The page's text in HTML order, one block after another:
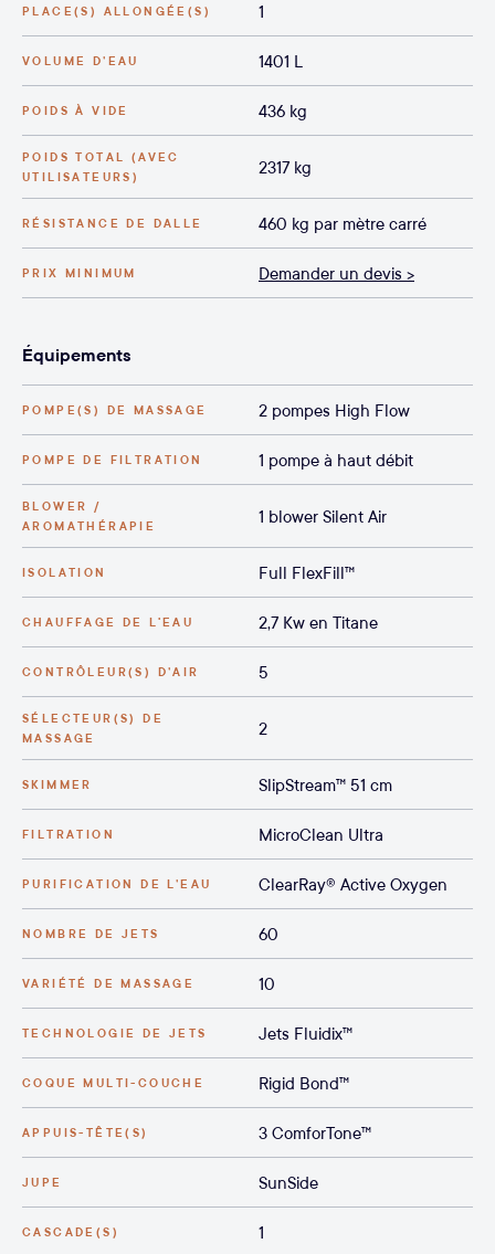
PLACE(S) ALLONGÉE(S) 1
VOLUME D’EAU 1401 L
POIDS À VIDE 436 kg
POIDS TOTAL (AVEC
UTILISATEURS)
2317 kg
RÉSISTANCE DE DALLE 460 kg par mètre carré
PRIX MINIMUM Demander un devis >
Équipements
POMPE(S) DE MASSAGE 2 pompes High Flow
POMPE DE FILTRATION 1 pompe à haut débit
BLOWER /
AROMATHÉRAPIE
1 blower Silent Air
ISOLATION Full FlexFill™
CHAUFFAGE DE L'EAU 2,7 Kw en Titane
CONTRÔLEUR(S) D’AIR 5
SÉLECTEUR(S) DE
MASSAGE
2
SKIMMER SlipStream™ 51 cm
FILTRATION MicroClean Ultra
PURIFICATION DE L’EAU ClearRay® Active Oxygen
NOMBRE DE JETS 60
VARIÉTÉ DE MASSAGE 10
TECHNOLOGIE DE JETS Jets Fluidix™
COQUE MULTI-COUCHE Rigid Bond™
APPUIS-TÊTE(S) 3 ComforTone™
JUPE SunSide
CASCADE(S) 1